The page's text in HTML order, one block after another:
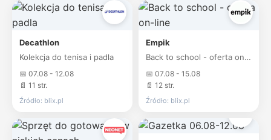
Decathlon
Kolekcja do tenisa i padla
📅 07.08 - 12.08
📄 11 str.
Źródło: blix.pl
Empik
Back to school - oferta on-line
📅 07.08 - 15.08
📄 12 str.
Źródło: blix.pl